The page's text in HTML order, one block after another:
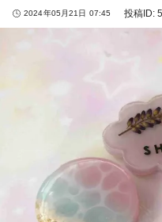
2024年05月21日 07:45 投稿ID: